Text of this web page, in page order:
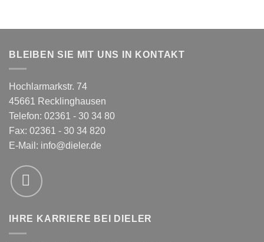
BLEIBEN SIE MIT UNS IN KONTAKT
Hochlarmarkstr. 74
45661 Recklinghausen
Telefon: 02361 - 30 34 80
Fax: 02361 - 30 34 820
E-Mail: info@dieler.de
IHRE KARRIERE BEI DIELER